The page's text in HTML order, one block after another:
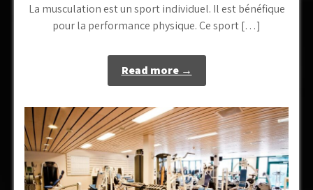
La musculation est un sport individuel. Il est bénéfique
pour la performance physique. Ce sport […]
Read more →